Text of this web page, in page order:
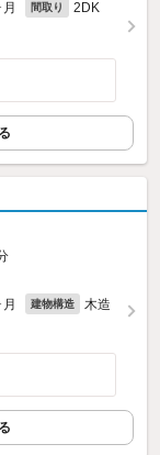
間取り 2DK
建物構造 木造